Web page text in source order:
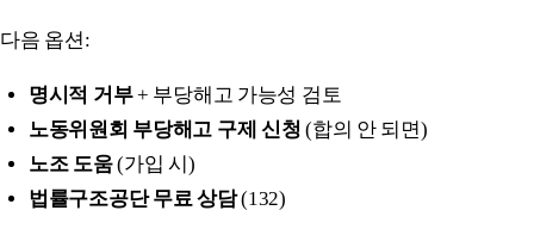
다음 옵션:
명시적 거부+ 부당해고 가능성 검토
노동위원회 부당해고 구제 신청 (합의 안 되면)
노조 도움(가입 시)
법률구조공단 무료 상담(132)